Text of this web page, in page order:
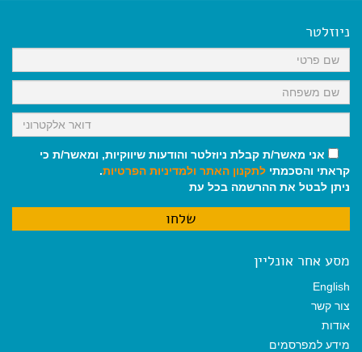
k
p
m
ניוזלטר
אני מאשר/ת קבלת ניוזלטר והודעות שיווקיות, ומאשר/ת כי
קראתי והסכמתי לתקנון האתר ולמדיניות הפרטיות.
ניתן לבטל את ההרשמה בכל עת
מסע אחר אונליין
English
צור קשר
אודות
מידע למפרסמים